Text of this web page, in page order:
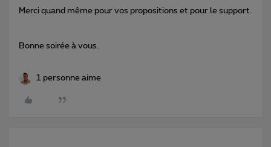
Merci quand même pour vos propositions et pour le support.
Bonne soirée à vous.
1 personne aime